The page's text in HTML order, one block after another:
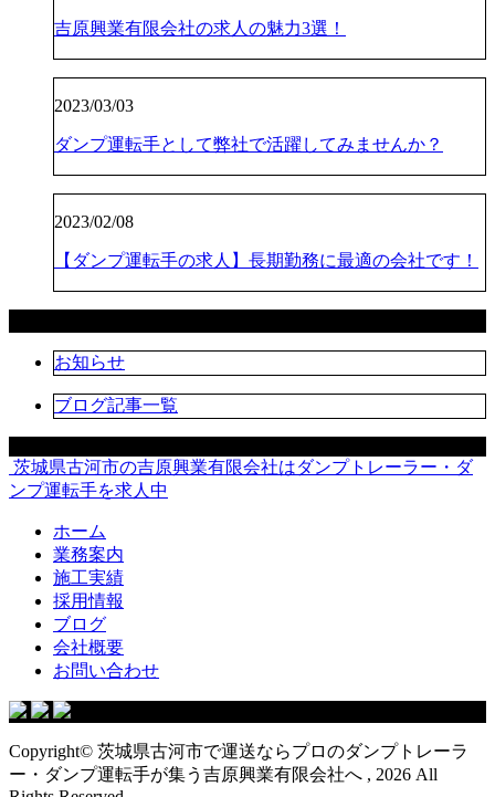
吉原興業有限会社の求人の魅力3選！
2023/03/03
ダンプ運転手として弊社で活躍してみませんか？
2023/02/08
【ダンプ運転手の求人】長期勤務に最適の会社です！
お知らせ
ブログ記事一覧
茨城県古河市の吉原興業有限会社はダンプトレーラー・ダ
ンプ運転手を求人中
ホーム
業務案内
施工実績
採用情報
ブログ
会社概要
お問い合わせ
Copyright© 茨城県古河市で運送ならプロのダンプトレーラ
ー・ダンプ運転手が集う吉原興業有限会社へ , 2026 All